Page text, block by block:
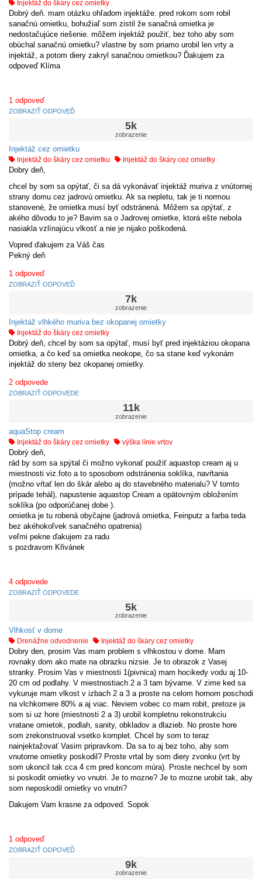
Injektáž do škáry cez omietky
Dobrý deň. mam otázku ohľadom injektáže. pred rokom som robil
sanačnú omietku, bohužiaľ som zistil že sanačná omietka je
nedostačujúce riešenie. môžem injektáž použiť, bez toho aby som
obúchal sanačnú omietku? vlastne by som priamo urobil len vrty a
injektáž, a potom diery zakryl sanačnou omietkou? Ďakujem za
odpoveď Klíma
1 odpoveď
ZOBRAZIŤ ODPOVEĎ
5k
zobrazenie
Injektáž cez omietku
Injektáž do škáry cez omietku Injektáž do škáry cez omietky
Dobry deň,
chcel by som sa opýtať, či sa dá vykonávať injektáž muriva z vnútornej
strany domu cez jadrovú omietku. Ak sa nepletu, tak je ti normou
stanovené, že omietka musí byť odstránená. Môžem sa opýtať, z
akého dôvodu to je? Bavim sa o Jadrovej omietke, ktorá ešte nebola
nasiakla vzlínajúcu vlkosť a nie je nijako poškodená.
Vopred ďakujem za Váš čas
Pekný deň
1 odpoveď
ZOBRAZIŤ ODPOVEĎ
7k
zobrazenie
Injektáž vlhkého muriva bez okopanej omietky
Injektáž do škáry cez omietky
Dobrý deň, chcel by som sa opýtať, musí byť pred injektáziou okopana
omietka, a čo keď sa omietka neokope, čo sa stane keď vykonám
injektáž do steny bez okopanej omietky.
2 odpovede
ZOBRAZIŤ ODPOVEDE
11k
zobrazenie
aquaStop cream
Injektáž do škáry cez omietky výška línie vrtov
Dobrý deň,
rád by som sa spýtal či možno vykonať použiť aquastop cream aj u
miestnosti viz.foto a to sposobom odstránenia soklíka, navŕtania
(možno vŕtať len do škár alebo aj do stavebného materialu? V tomto
prípade tehál), napustenie aquastop Cream a opätovným obložením
soklíka (po odporúčanej dobe ).
omietka je tu robená obyčajne (jadrová omietka, Feinputz a farba teda
bez akéhokoľvek sanačného opatrenia)
veľmi pekne ďakujem za radu
s pozdravom Křivánek
4 odpovede
ZOBRAZIŤ ODPOVEDE
5k
zobrazenie
Vlhkosť v dome
Drenážne odvodnenie Injektáž do škáry cez omietky
Dobry den, prosim Vas mam problem s vlhkostou v dome. Mam
rovnaky dom ako mate na obrazku nizsie. Je to obrazok z Vasej
stranky. Prosim Vas v miestnosti 1(pivnica) mam hocikedy vodu aj 10-
20 cm od podlahy. V miestnostiach 2 a 3 tam bývame. V zime ked sa
vykuruje mam vlkost v izbach 2 a 3 a proste na celom hornom poschodi
na vlchkomere 80% a aj viac. Neviem vobec co mam robit, pretoze ja
som si uz hore (miestnosti 2 a 3) urobil kompletnu rekonstrukciu
vratane omietok, podlah, sanity, obkladov a dlazieb. No proste hore
som zrekonstruoval vsetko komplet. Chcel by som to teraz
nainjektažovať Vasim pripravkom. Da sa to aj bez toho, aby som
vnutorne omietky poskodil? Proste vrtal by som diery zvonku (vrt by
som ukoncil tak cca 4 cm pred koncom múra). Proste nechcel by som
si poskodit omietky vo vnutri. Je to mozne? Je to mozne urobit tak, aby
som neposkodil omietky vo vnutri?
Dakujem Vam krasne za odpoved. Sopok
1 odpoveď
ZOBRAZIŤ ODPOVEĎ
9k
zobrazenie